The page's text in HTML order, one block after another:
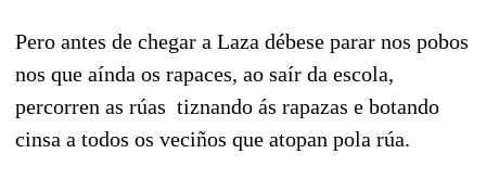
Pero antes de chegar a Laza débese parar nos pobos
nos que aínda os rapaces, ao saír da escola,
percorren as rúas tiznando ás rapazas e botando
cinsa a todos os veciños que atopan pola rúa.